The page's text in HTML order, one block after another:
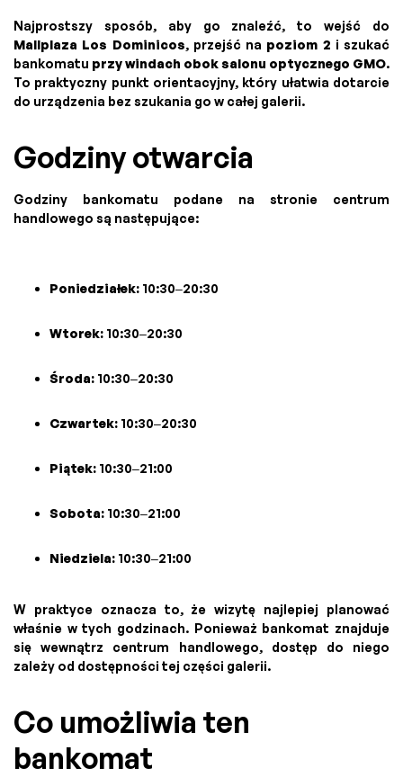
Najprostszy sposób, aby go znaleźć, to wejść do
Mallplaza Los Dominicos, przejść na poziom 2 i szukać
bankomatu przy windach obok salonu optycznego GMO.
To praktyczny punkt orientacyjny, który ułatwia dotarcie
do urządzenia bez szukania go w całej galerii.
Godziny otwarcia
Godziny bankomatu podane na stronie centrum
handlowego są następujące:
Poniedziałek: 10:30–20:30
Wtorek: 10:30–20:30
Środa: 10:30–20:30
Czwartek: 10:30–20:30
Piątek: 10:30–21:00
Sobota: 10:30–21:00
Niedziela: 10:30–21:00
W praktyce oznacza to, że wizytę najlepiej planować
właśnie w tych godzinach. Ponieważ bankomat znajduje
się wewnątrz centrum handlowego, dostęp do niego
zależy od dostępności tej części galerii.
Co umożliwia ten
bankomat